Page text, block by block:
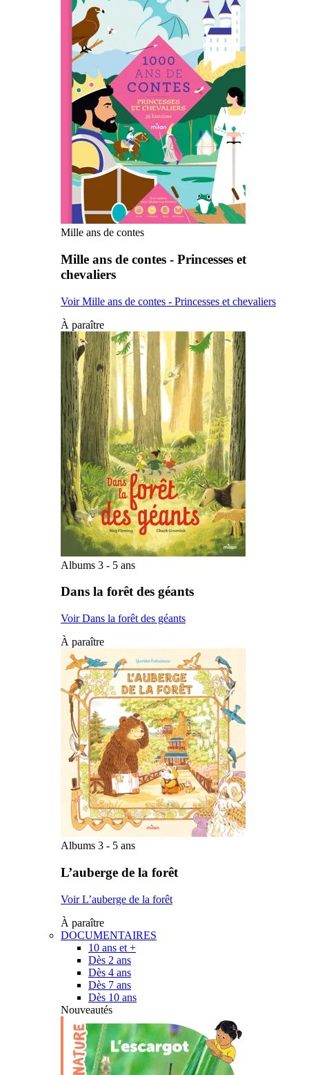
Mille ans de contes
Mille ans de contes - Princesses et
chevaliers
Voir Mille ans de contes - Princesses et chevaliers
À paraître
Albums 3 - 5 ans
Dans la forêt des géants
Voir Dans la forêt des géants
À paraître
Albums 3 - 5 ans
L’auberge de la forêt
Voir L’auberge de la forêt
À paraître
DOCUMENTAIRES
10 ans et +
Dès 2 ans
Dès 4 ans
Dès 7 ans
Dès 10 ans
Nouveautés